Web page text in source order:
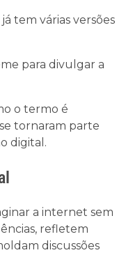
tem várias versões
para divulgar a
o termo é
tornaram parte
digital.
a internet sem
refletem
discussões